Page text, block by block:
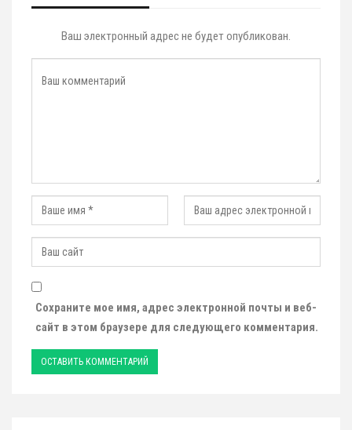
Ваш электронный адрес не будет опубликован.
Сохраните мое имя, адрес электронной почты и веб-
сайт в этом браузере для следующего комментария.